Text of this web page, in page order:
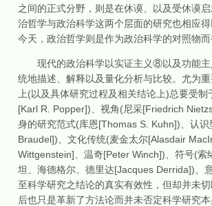
之间的正式分野，则是在休谟、以及受休谟
治哲学与政治科学这两个层面的研究也相应
今天，政治哲学则是作为政治科学的对照物
现代的政治科学以实证主义⑧以及功能主
统地描述、解释以及量化分析与比较。尤为
上(以及具体研究过程及相关结论上)总要受
[Karl R. Popper])、视角(尼采[Friedrich
身的研究范式(库恩[Thomas S. Kuhn])、认
Braudel])、文化传统(麦金太尔[Alasdair
Wittgenstein]、温奇[Peter Winch])、符号(
坦、海德格尔、德里达[Jacques Derrida])
至科学研究之结论的真实有效性，但却并未
后也只是革新了方法论而并未否定科学研究